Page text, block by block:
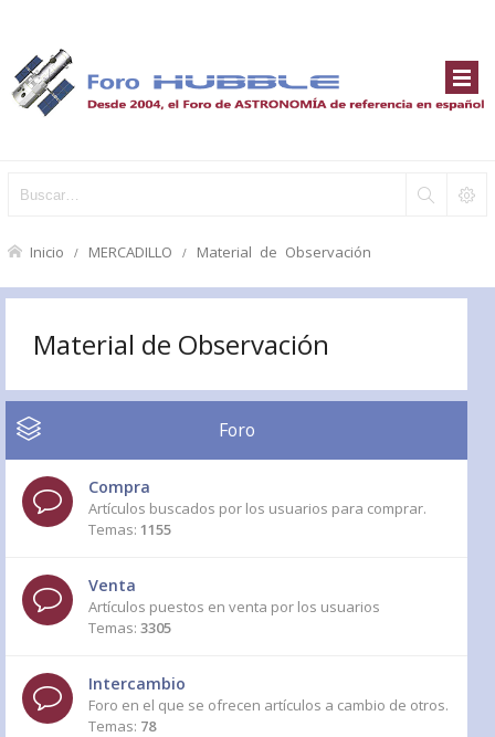
Inicio MERCADILLO Material de Observación
Material de Observación
Foro
Compra
Artículos buscados por los usuarios para comprar.
Temas: 1155
Venta
Artículos puestos en venta por los usuarios
Temas: 3305
Intercambio
Foro en el que se ofrecen artículos a cambio de otros.
Temas: 78